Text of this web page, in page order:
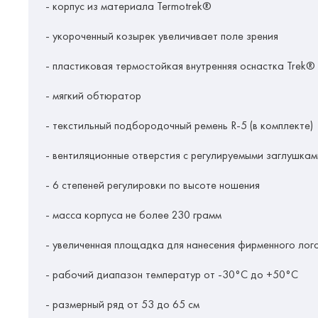
- корпус из материала Termotrek®
- укороченный козырек увеличивает поле зрения
- пластиковая термостойкая внутренняя оснастка Trek®
- мягкий обтюратор
- текстильный подбородочный ремень R-5 (в комплекте)
- вентиляционные отверстия с регулируемыми
- 6 степеней регулировки по высоте ношения
- масса корпуса не более 230 грамм
- увеличенная площадка для нанесения фирменного
- рабочий диапазон температур от -30°С до +50°С
- размерный ряд от 53 до 65 см